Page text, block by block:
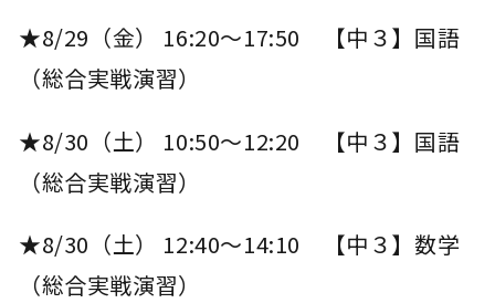
★8/29（金） 16:20～17:50 【中３】国語
（総合実戦演習）
★8/30（土） 10:50～12:20 【中３】国語
（総合実戦演習）
★8/30（土） 12:40～14:10 【中３】数学
（総合実戦演習）